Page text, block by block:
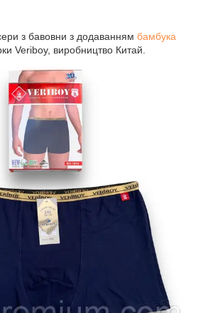
з бавовни з додаванням бамбука
Veriboy, виробництво Китай.